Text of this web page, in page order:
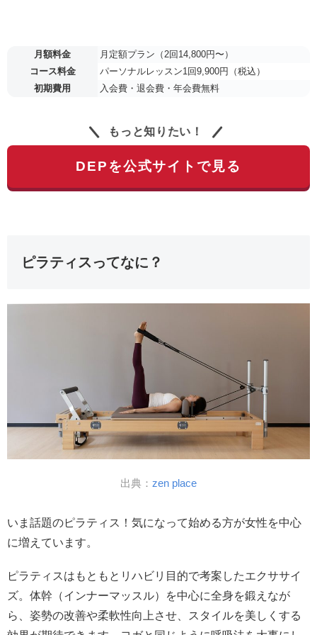
月額料金
月定額プラン（2回14,800円〜）
コース料金
パーソナルレッスン1回9,900円（税込）
初期費用
入会費・退会費・年会費無料
もっと知りたい！
DEPを公式サイトで見る
ピラティスってなに？
出典： zen place
いま話題のピラティス！気になって始める方が女性を中心
に増えています。
ピラティスはもともとリハビリ目的で考案したエクササイ
ズ。体幹（インナーマッスル）を中心に全身を鍛えなが
ら、姿勢の改善や柔軟性向上させ、スタイルを美しくする